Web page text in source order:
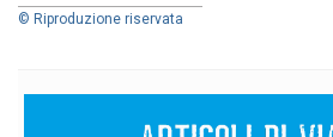
© Riproduzione riservata